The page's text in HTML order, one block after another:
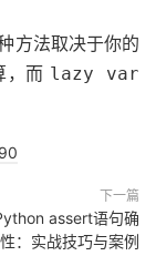
方法取决于你的
，而 lazy var
下一篇
assert语句确
：实战技巧与案例